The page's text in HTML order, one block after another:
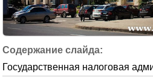
Государственная налоговая